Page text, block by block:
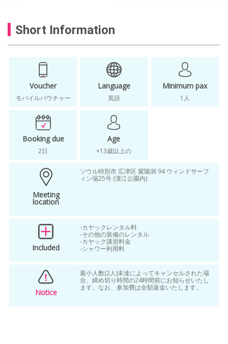
hanriver sports JP
night view JP
one more trip JP
oneday class JP
seoul 1day JP
Seoul JP
seoul tourism organization JP
ticket to seoul JP
traditional korean culture JP
watch videos JP
workshop JP
Short Information
Voucher
モバイルバウチャー
Language
英語
Minimum pax
1人
Booking due
2日
Age
+13歳以上の
Meeting
location
ソウル特別市 広津区 紫陽洞 94 ウィンドサーフ
ィン場25号 (漢江公園内)
Included
-カヤックレンタル料
-その他の装備のレンタル
-カヤック講習料金
-シャワー利用料
Notice
最小人数(2人)未達によってキャンセルされた場
合、締め切り時間の24時間前にお知らせいたし
ます。なお、参加費は全額返金いたします。